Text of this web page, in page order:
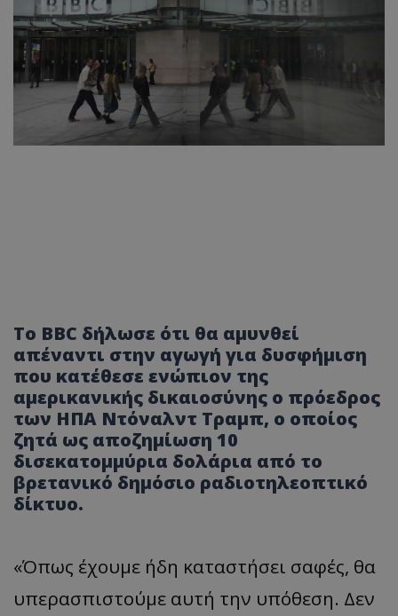
Το BBC δήλωσε ότι θα αμυνθεί
απέναντι στην αγωγή για δυσφήμιση
που κατέθεσε ενώπιον της
αμερικανικής δικαιοσύνης ο πρόεδρος
των ΗΠΑ Ντόναλντ Τραμπ, ο οποίος
ζητά ως αποζημίωση 10
δισεκατομμύρια δολάρια από το
βρετανικό δημόσιο ραδιοτηλεοπτικό
δίκτυο.
«Όπως έχουμε ήδη καταστήσει σαφές, θα
υπερασπιστούμε αυτή την υπόθεση. Δεν